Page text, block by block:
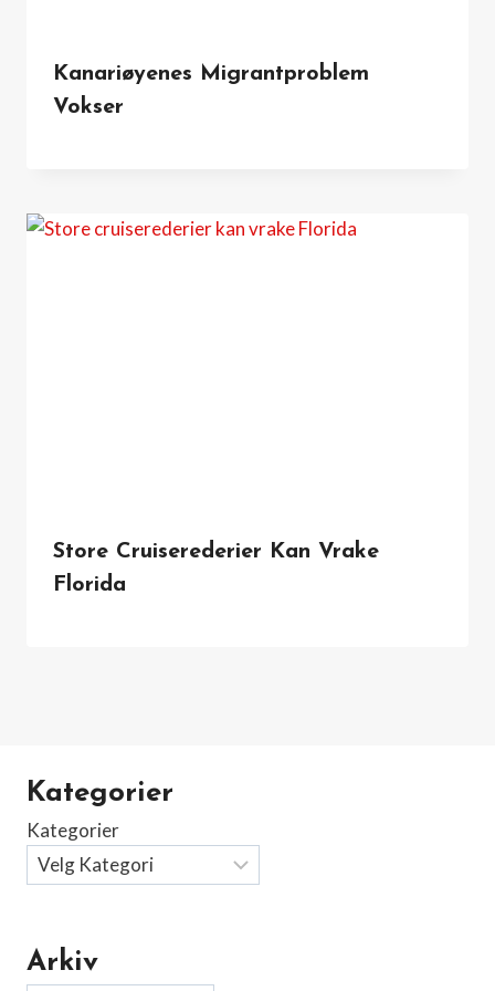
Kanariøyenes Migrantproblem
Vokser
Store Cruiserederier Kan Vrake
Florida
Kategorier
Kategorier
Arkiv